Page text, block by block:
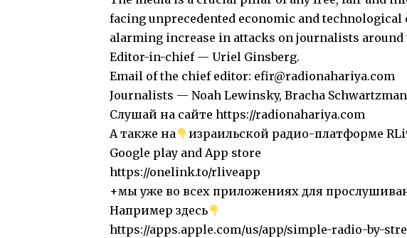
facing unprecedented economic and technological
alarming increase in attacks on journalists around
Editor-in-chief — Uriel Ginsberg.
Email of the chief editor: efir@radionahariya.com
Journalists — Noah Lewinsky, Bracha
Слушай на сайте https://radionahariya.com
А также на
израильской радио-платформе
Google play and App store
https://onelink.to/rliveapp
+мы уже во всех приложениях для
Например здесь
https://apps.apple.com/us/app/simple-radio-by-